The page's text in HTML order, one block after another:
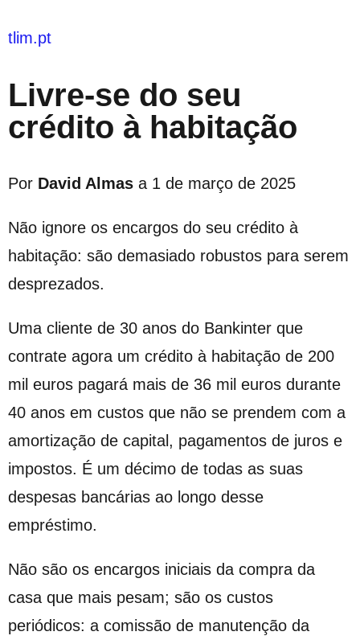
tlim.pt
Livre-se do seu
crédito à habitação
Por David Almas a 1 de março de 2025
Não ignore os encargos do seu crédito à
habitação: são demasiado robustos para serem
desprezados.
Uma cliente de 30 anos do Bankinter que
contrate agora um crédito à habitação de 200
mil euros pagará mais de 36 mil euros durante
40 anos em custos que não se prendem com a
amortização de capital, pagamentos de juros e
impostos. É um décimo de todas as suas
despesas bancárias ao longo desse
empréstimo.
Não são os encargos iniciais da compra da
casa que mais pesam; são os custos
periódicos: a comissão de manutenção da